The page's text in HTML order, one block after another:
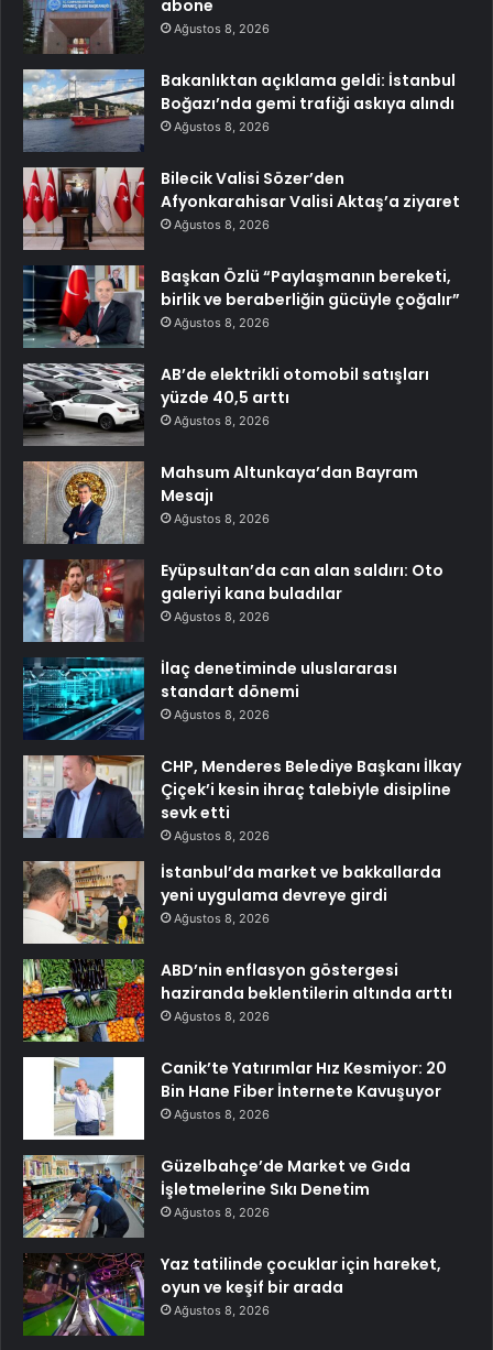
abone
Ağustos 8, 2026
Bakanlıktan açıklama geldi: İstanbul
Boğazı’nda gemi trafiği askıya alındı
Ağustos 8, 2026
Bilecik Valisi Sözer’den
Afyonkarahisar Valisi Aktaş’a ziyaret
Ağustos 8, 2026
Başkan Özlü “Paylaşmanın bereketi,
birlik ve beraberliğin gücüyle çoğalır”
Ağustos 8, 2026
AB’de elektrikli otomobil satışları
yüzde 40,5 arttı
Ağustos 8, 2026
Mahsum Altunkaya’dan Bayram
Mesajı
Ağustos 8, 2026
Eyüpsultan’da can alan saldırı: Oto
galeriyi kana buladılar
Ağustos 8, 2026
İlaç denetiminde uluslararası
standart dönemi
Ağustos 8, 2026
CHP, Menderes Belediye Başkanı İlkay
Çiçek’i kesin ihraç talebiyle disipline
sevk etti
Ağustos 8, 2026
İstanbul’da market ve bakkallarda
yeni uygulama devreye girdi
Ağustos 8, 2026
ABD’nin enflasyon göstergesi
haziranda beklentilerin altında arttı
Ağustos 8, 2026
Canik’te Yatırımlar Hız Kesmiyor: 20
Bin Hane Fiber İnternete Kavuşuyor
Ağustos 8, 2026
Güzelbahçe’de Market ve Gıda
İşletmelerine Sıkı Denetim
Ağustos 8, 2026
Yaz tatilinde çocuklar için hareket,
oyun ve keşif bir arada
Ağustos 8, 2026